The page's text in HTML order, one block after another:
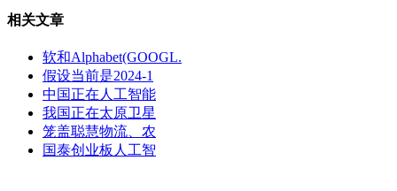
相关文章
软和Alphabet(GOOGL.
假设当前是2024-1
中国正在人工智能
我国正在太原卫星
笼盖聪慧物流、农
国泰创业板人工智